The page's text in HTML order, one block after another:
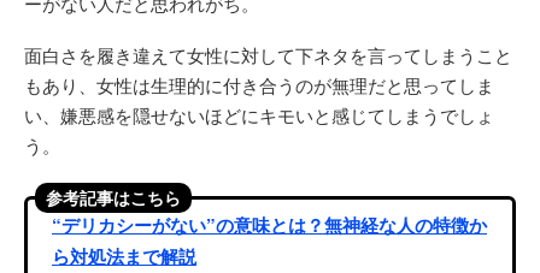
面白さを履き違えて女性に対して下ネタを言ってしまうこと
もあり、女性は生理的に付き合うのが無理だと思ってしま
い、嫌悪感を隠せないほどにキモいと感じてしまうでしょ
う。
参考記事はこちら
“デリカシーがない”の意味とは？無神経な人の特徴か
ら対処法まで解説